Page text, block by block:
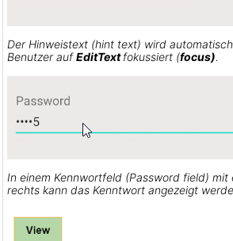
Der Hinweistext (hint text) wird
Benutzer aufEditTextfokussiert (focus).
In einem Kennwortfeld (Password field) mit
rechts kann das Kenntwort angezeigt